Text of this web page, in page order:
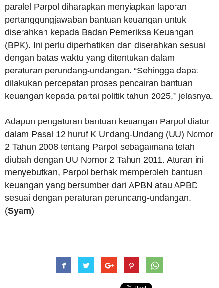
paralel Parpol diharapkan menyiapkan laporan
pertanggungjawaban bantuan keuangan untuk
diserahkan kepada Badan Pemeriksa Keuangan
(BPK). Ini perlu diperhatikan dan diserahkan sesuai
dengan batas waktu yang ditentukan dalam
peraturan perundang-undangan. “Sehingga dapat
dilakukan percepatan proses pencairan bantuan
keuangan kepada partai politik tahun 2025,” jelasnya.
Adapun pengaturan bantuan keuangan Parpol diatur
dalam Pasal 12 huruf K Undang-Undang (UU) Nomor
2 Tahun 2008 tentang Parpol sebagaimana telah
diubah dengan UU Nomor 2 Tahun 2011. Aturan ini
menyebutkan, Parpol berhak memperoleh bantuan
keuangan yang bersumber dari APBN atau APBD
sesuai dengan peraturan perundang-undangan.
(Syam)